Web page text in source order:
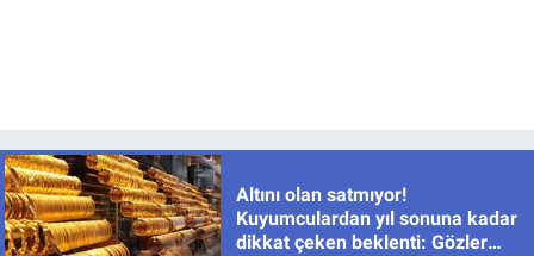
Altını olan satmıyor!
Kuyumculardan yıl sonuna kadar
dikkat çeken beklenti: Gözler